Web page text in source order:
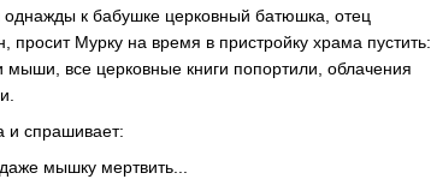
к бабушке церковный батюшка, отец
просит Мурку на время в пристройку храма пустить:
мыши, все церковные книги попортили, облачения
и спрашивает:
мышку мертвить...